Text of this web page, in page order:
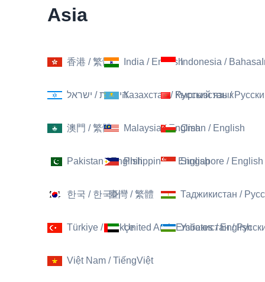
Asia
香港 / 繁體 India / EnglishIndonesia /
ישראל / היבריתКазахстан / Русский язык
Кыргызстан /
澳門 / 繁體 Malaysia / English
Oman / English
Pakistan / English
Philippines / English
Singapore / English
한국 / 한국어
臺灣 / 繁體 Таджикистан /
Türkiye / TürkçeUnited Arab Emirates / English
Узбекистан /
Việt Nam / TiếngViệt